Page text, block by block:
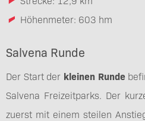
Höhenmeter: 603 hm
Salvena Runde
Der Start der kleinen Runde
Salvena Freizeitparks. Der
zuerst mit einem steilen